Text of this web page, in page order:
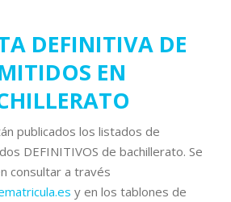
DEFINITIVA DE
EN
publicados los listados de
DEFINITIVOS de bachillerato. Se
consultar a través
y en los tablones de